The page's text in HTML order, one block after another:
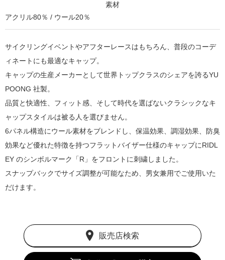
素材
アクリル80％ / ウール20％
サイクリングイベントやアフターレースはもちろん、普段のコーデ
ィネートにも最適なキャップ。
キャップの生産メーカーとして世界トップクラスのシェアを誇るYU
POONG 社製。
品質と快適性、フィット感、そして時代を選ばないクラシックなキ
ャップスタイルは被る人を選びません。
6パネル構造にウール素材をブレンドし、保温効果、調湿効果、防臭
効果など優れた特徴を持つフラットバイザー仕様のキャップにRIDL
EY のシンボルマーク「R」をフロントに刺繍しました。
スナップバックでサイズ調整が可能なため、男女兼用でご使用いた
だけます。
販売店検索